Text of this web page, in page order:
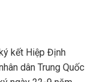
kết Hiệp Định
dân Trung Quốc